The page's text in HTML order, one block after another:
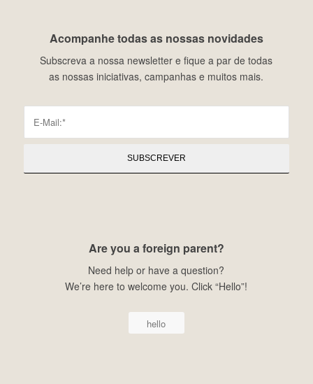
Acompanhe todas as nossas novidades
Subscreva a nossa newsletter e fique a par de todas
as nossas iniciativas, campanhas e muitos mais.
Are you a foreign parent?
Need help or have a question?
We’re here to welcome you. Click “Hello”!
hello